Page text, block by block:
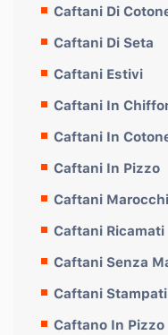
Caftani Di
Caftani Di Seta
Caftani Estivi
Caftani In
Caftani In
Caftani In Pizzo
Caftani
Caftani Ricamati
Caftani Senza
Caftani Stampati
Caftano In Pizzo